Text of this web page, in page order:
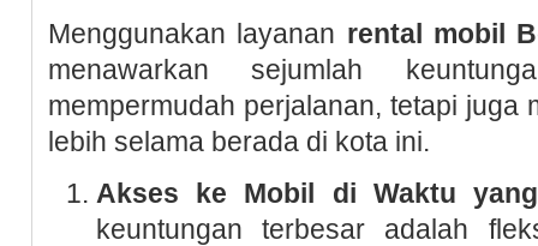
Menggunakan layanan rental mobil
menawarkan sejumlah
mempermudah perjalanan, tetapi juga
lebih selama berada di kota ini.
Akses ke Mobil di Waktu
keuntungan terbesar adalah